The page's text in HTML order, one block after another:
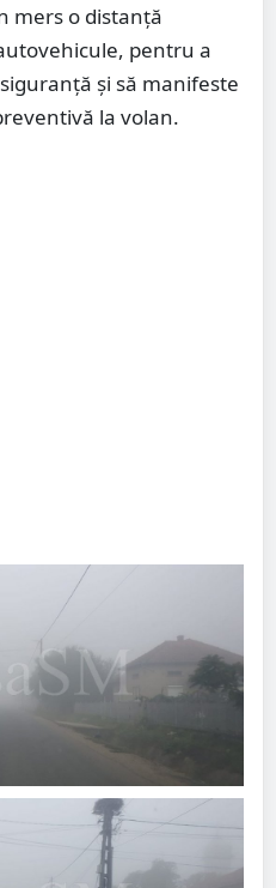
mers o distanţă
pentru a
și să manifeste
la volan.